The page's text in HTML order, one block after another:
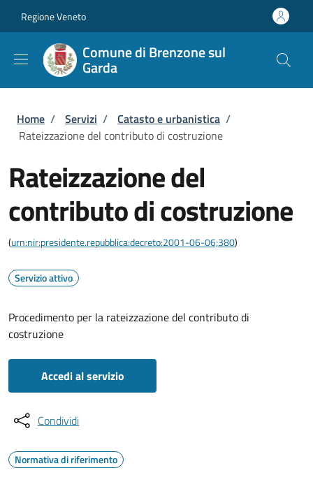
Regione Veneto
Comune di Brenzone sul
Garda
Briciole di pane
Home / Servizi / Catasto e urbanistica /
Rateizzazione del contributo di costruzione
Rateizzazione del
contributo di costruzione
(urn:nir:presidente.repubblica:decreto:2001-06-06;380)
Servizio attivo
Procedimento per la rateizzazione del contributo di
costruzione
Accedi al servizio
Condividi
Normativa di riferimento